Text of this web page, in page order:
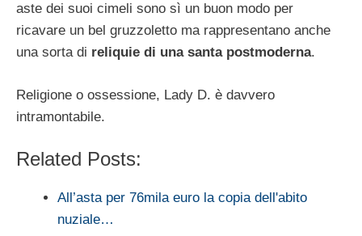
aste dei suoi cimeli sono sì un buon modo per
ricavare un bel gruzzoletto ma rappresentano anche
una sorta di reliquie di una santa postmoderna.
Religione o ossessione, Lady D. è davvero
intramontabile.
Related Posts:
All’asta per 76mila euro la copia dell'abito
nuziale…